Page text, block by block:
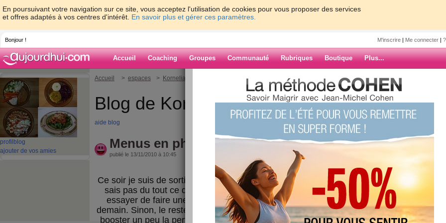
En poursuivant votre navigation sur ce site, vous acceptez l'utilisation de cookies pour vous proposer des services
et offres adaptés à vos centres d'intérêt. En savoir plus et gérer ces paramètres.
Bonjour ! M'inscrire | Me connecter |
Accueil Coaching Groupes Communauté Rubriques Boutique Plus...
profil blog
ajouter de vos amies
Accueil > espaces > Kornelia > Menus en photos - J6
Blog de Kornelia
aide blog
Menus en photos - J6
publié le 13/11/2010 à 10:45
Ce soir je suis de sortie, une sortie-surprise, alors je ne
sais pas du tout ce que je vais manger, mais je vais
essayer de faire une photo quand même. On verra
demain. Sinon, le reste de la journée est protéinée pour
booster un peu la perte du poids. Je dis un peu, car je
ARCHIVES